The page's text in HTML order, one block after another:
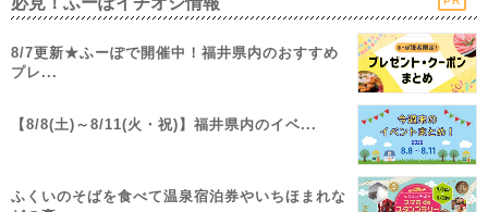
8/7更新★ふーぽで開催中！福井県内のおすすめ
プレ...
【8/8(土)～8/11(火・祝)】福井県内のイベ...
ふくいのそばを食べて温泉宿泊券やいちほまれな